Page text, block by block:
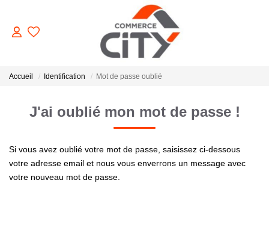
ACHETER
VENDRE
LOUER
Accueil Identification Mot de passe oublié
J'ai oublié mon mot de passe !
Si vous avez oublié votre mot de passe, saisissez ci-dessous
votre adresse email et nous vous enverrons un message avec
votre nouveau mot de passe.